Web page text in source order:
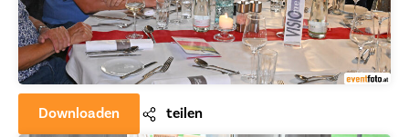
Downloaden teilen